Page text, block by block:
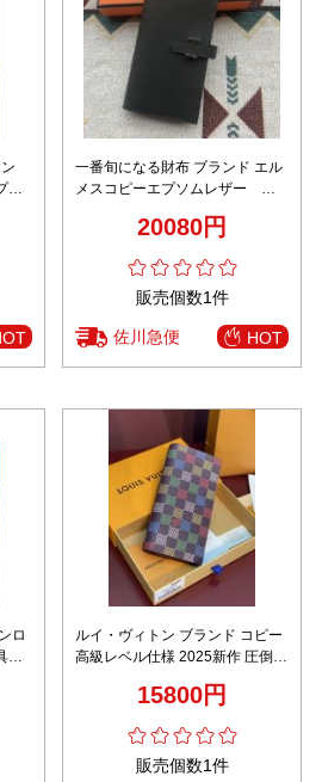
一番旬になる財布 ブランド エル
メスコピーエプソムレザー 大
20080円
販売個数1件
佐川急便 HOT
ロ
ルイ・ヴィトン ブランド コピー
高級レベル仕様 2025新作 圧倒的
15800円
販売個数1件